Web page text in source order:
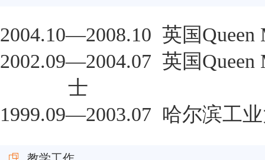
2004.10—2008.10 英国Queen
2002.09—2004.07 英国Queen
士
1999.09—2003.07 哈尔滨工